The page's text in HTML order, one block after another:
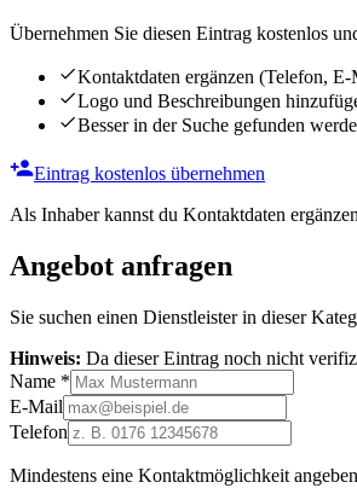
Übernehmen Sie diesen Eintrag kostenlos
Kontaktdaten ergänzen (Telefon,
Logo und Beschreibungen
Besser in der Suche gefunden
Eintrag kostenlos übernehmen
Als Inhaber kannst du Kontaktdaten
Angebot anfragen
Sie suchen einen Dienstleister in dieser
Hinweis: Da dieser Eintrag noch nicht
Name *
E-Mail
Telefon
Mindestens eine Kontaktmöglichkeit